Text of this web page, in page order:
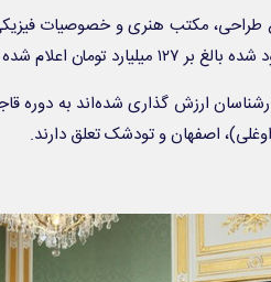
طراحی، مکتب هنری و خصوصیات
تومان اعلام شده است.
اصفهان و تودشک تعلق دارند.